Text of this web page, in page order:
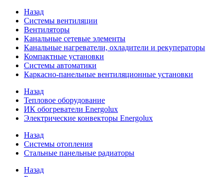
Назад
Системы вентиляции
Вентиляторы
Канальные сетевые элементы
Канальные нагреватели, охладители и рекуператоры
Компактные установки
Системы автоматики
Каркасно-панельные вентиляционные установки
Назад
Тепловое оборудование
ИК обогреватели Energolux
Электрические конвекторы Energolux
Назад
Системы отопления
Стальные панельные радиаторы
Назад